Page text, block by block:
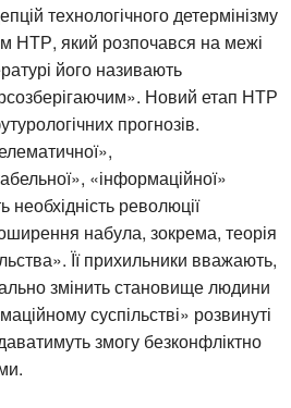
технологічного детермінізму
НТР, який розпочався на межі
його називають
Новий етап НТР
прогнозів.
«інформаційної»
необхідність революції
набула, зокрема, теорія
Її прихильники вважають,
змінить становище людини
суспільстві» розвинуті
змогу безконфліктно